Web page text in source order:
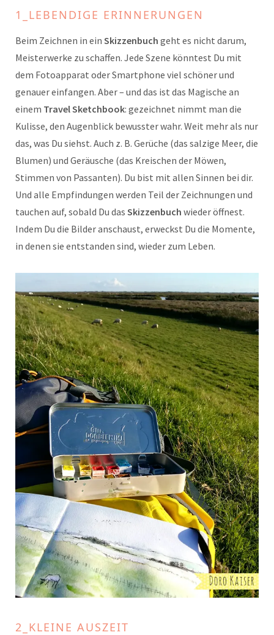
1_LEBENDIGE ERINNERUNGEN
Beim Zeichnen in ein Skizzenbuch geht es nicht darum,
Meisterwerke zu schaffen. Jede Szene könntest Du mit
dem Fotoapparat oder Smartphone viel schöner und
genauer einfangen. Aber – und das ist das Magische an
einem Travel Sketchbook: gezeichnet nimmt man die
Kulisse, den Augenblick bewusster wahr. Weit mehr als nur
das, was Du siehst. Auch z. B. Gerüche (das salzige Meer, die
Blumen) und Geräusche (das Kreischen der Möwen,
Stimmen von Passanten). Du bist mit allen Sinnen bei dir.
Und alle Empfindungen werden Teil der Zeichnungen und
tauchen auf, sobald Du das Skizzenbuch wieder öffnest.
Indem Du die Bilder anschaust, erweckst Du die Momente,
in denen sie entstanden sind, wieder zum Leben.
2_KLEINE AUSZEIT